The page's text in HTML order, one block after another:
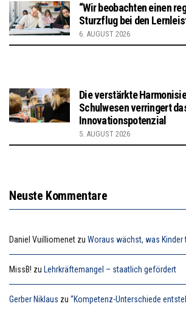
“Wir beobachten einen
Sturzflug bei den
6. AUGUST 2026
Die verstärkte
Schulwesen verringert
Innovationspotenzial
5. AUGUST 2026
Neuste Kommentare
Daniel Vuilliomenet zu Woraus wächst, was Kinder
MissB! zu Lehrkräftemangel – staatlich gefördert
Gerber Niklaus zu “Kompetenz-Unterschiede